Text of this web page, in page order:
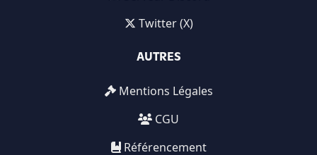
Twitter (X)
AUTRES
Mentions Légales
CGU
Référencement